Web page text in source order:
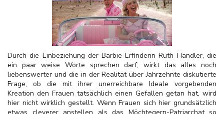
Durch die Einbeziehung der Barbie-Erfinderin Ruth Handler, die
ein paar weise Worte sprechen darf, wirkt das alles noch
liebenswerter und die in der Realität über Jahrzehnte diskutierte
Frage, ob die mit ihrer unerreichbare Ideale vorgebenden
Kreation den Frauen tatsächlich einen Gefallen getan hat, wird
hier nicht wirklich gestellt. Wenn Frauen sich hier grundsätzlich